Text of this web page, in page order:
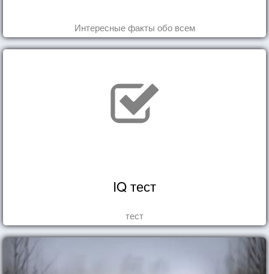
Интересные факты обо всем
IQ тест
тест